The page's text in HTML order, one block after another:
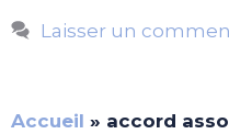
Laisser un
Accueil » accord